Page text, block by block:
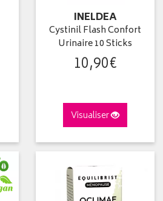
INELDEA
Cystinil Flash Confort
Urinaire 10 Sticks
10,90€
Visualiser